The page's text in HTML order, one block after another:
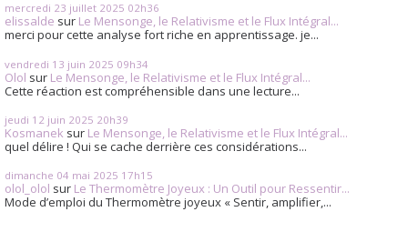
mercredi 23 juillet 2025 02h36
elissalde sur Le Mensonge, le Relativisme et le Flux Intégral...
merci pour cette analyse fort riche en apprentissage. je...
vendredi 13 juin 2025 09h34
Olol sur Le Mensonge, le Relativisme et le Flux Intégral...
Cette réaction est compréhensible dans une lecture...
jeudi 12 juin 2025 20h39
Kosmanek sur Le Mensonge, le Relativisme et le Flux Intégral...
quel délire ! Qui se cache derrière ces considérations...
dimanche 04 mai 2025 17h15
olol_olol sur Le Thermomètre Joyeux : Un Outil pour Ressentir...
Mode d’emploi du Thermomètre joyeux « Sentir, amplifier,...